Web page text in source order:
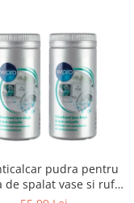
pudra pentru
de spalat vase si rufe,
484000008416, 2 x 250g